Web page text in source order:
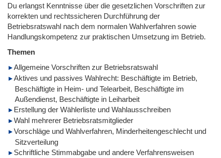
Du erlangst Kenntnisse über die gesetzlichen Vorschriften zur
korrekten und rechtssicheren Durchführung der
Betriebsratswahl nach dem normalen Wahlverfahren sowie
Handlungskompetenz zur praktischen Umsetzung im Betrieb.
Themen
Allgemeine Vorschriften zur Betriebsratswahl
Aktives und passives Wahlrecht: Beschäftigte im Betrieb,
Beschäftigte in Heim- und Telearbeit, Beschäftigte im
Außendienst, Beschäftigte in Leiharbeit
Erstellung der Wählerliste und Wahlausschreiben
Wahl mehrerer Betriebsratsmitglieder
Vorschläge und Wahlverfahren, Minderheitengeschlecht und
Sitzverteilung
Schriftliche Stimmabgabe und andere Verfahrensweisen